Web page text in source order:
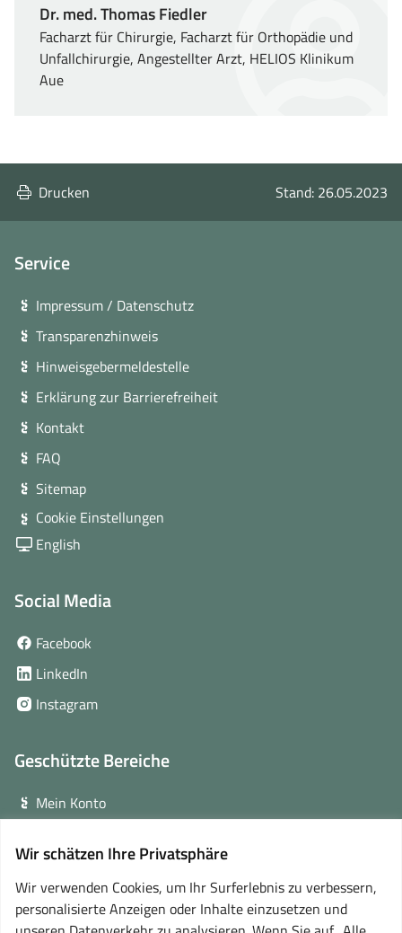
Wir schätzen Ihre Privatsphäre
Wir verwenden Cookies, um Ihr Surferlebnis zu verbessern,
personalisierte Anzeigen oder Inhalte einzusetzen und
Dr. med. Thomas Fiedler
Facharzt für Chirurgie, Facharzt für Orthopädie und
Unfallchirurgie, Angestellter Arzt, HELIOS Klinikum
Aue
Drucken Stand: 26.05.2023
Service
Impressum / Datenschutz
Transparenzhinweis
Hinweisgebermeldestelle
Erklärung zur Barrierefreiheit
Kontakt
FAQ
Sitemap
Cookie Einstellungen
English
Social Media
Facebook
Fenster)
LinkedIn
neuem
Instagram(öffnet
Fenster)
Geschützte Bereiche
Mein Konto
Online-Lernplattform(öffnet
in
neuem
Fenster)
Partner